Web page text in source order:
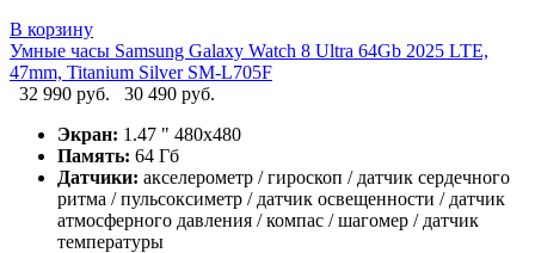
В корзину
Умные часы Samsung Galaxy Watch 8 Ultra 64Gb 2025 LTE,
47mm, Titanium Silver SM-L705F
32 990 руб.
30 490 руб.
Экран: 1.47 " 480x480
Память: 64 Гб
Датчики: акселерометр / гироскоп / датчик сердечного
ритма / пульсоксиметр / датчик освещенности / датчик
атмосферного давления / компас / шагомер / датчик
температуры